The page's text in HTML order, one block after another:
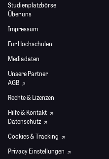
Studienplatzbörse
Über uns
Impressum
Für Hochschulen
Mediadaten
Unsere Partner
AGB
Rechte & Lizenzen
Hilfe & Kontakt
Datenschutz
Cookies & Tracking
Privacy Einstellungen